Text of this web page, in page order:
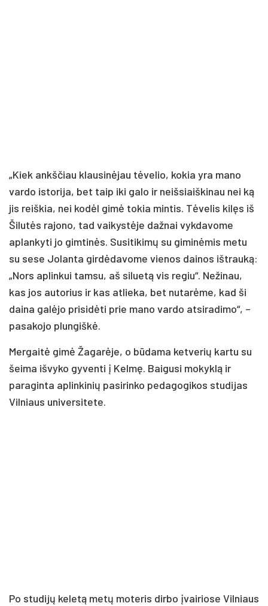
„Kiek ankščiau klausinėjau tėvelio, kokia yra mano
vardo istorija, bet taip iki galo ir neišsiaiškinau nei ką
jis reiškia, nei kodėl gimė tokia mintis. Tėvelis kilęs iš
Šilutės rajono, tad vaikystėje dažnai vykdavome
aplankyti jo gimtinės. Susitikimų su giminėmis metu
su sese Jolanta girdėdavome vienos dainos ištrauką:
„Nors aplinkui tamsu, aš siluetą vis regiu“. Nežinau,
kas jos autorius ir kas atlieka, bet nutarėme, kad ši
daina galėjo prisidėti prie mano vardo atsiradimo“, –
pasakojo plungiškė.
Mergaitė gimė Žagarėje, o būdama ketverių kartu su
šeima išvyko gyventi į Kelmę. Baigusi mokyklą ir
paraginta aplinkinių pasirinko pedagogikos studijas
Vilniaus universitete.
Po studijų keletą metų moteris dirbo įvairiose Vilniaus